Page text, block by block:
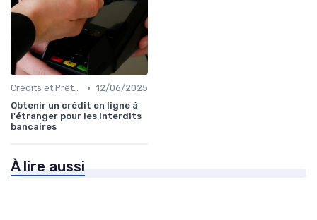
Crédits et Prêts Personnels • 12/06/2025
Obtenir un crédit en ligne à
l'étranger pour les interdits
bancaires
À lire aussi